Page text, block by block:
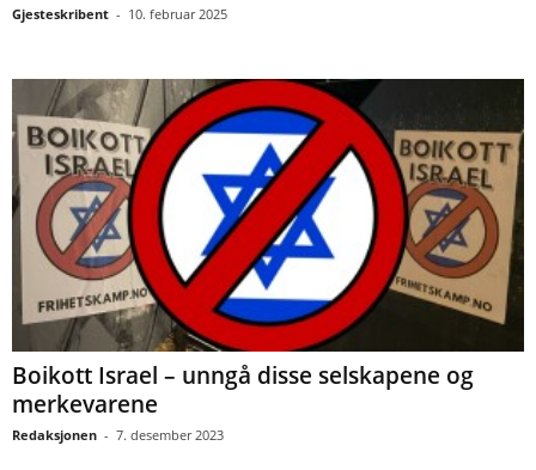
Gjesteskribent - 10. februar 2025
Boikott Israel – unngå disse selskapene og
merkevarene
Redaksjonen - 7. desember 2023